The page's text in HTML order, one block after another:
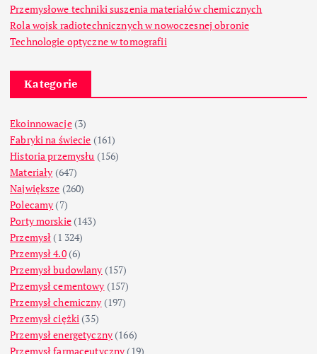
Przemysłowe techniki suszenia materiałów chemicznych
Rola wojsk radiotechnicznych w nowoczesnej obronie
Technologie optyczne w tomografii
Kategorie
Ekoinnowacje(3)
Fabryki na świecie (161)
Historia przemysłu (156)
Materiały (647)
Największe (260)
Polecamy (7)
Porty morskie(143)
Przemysł (1 324)
Przemysł 4.0(6)
Przemysł budowlany (157)
Przemysł cementowy (157)
Przemysł chemiczny (197)
Przemysł ciężki (35)
Przemysł energetyczny (166)
Przemysł farmaceutyczny (19)